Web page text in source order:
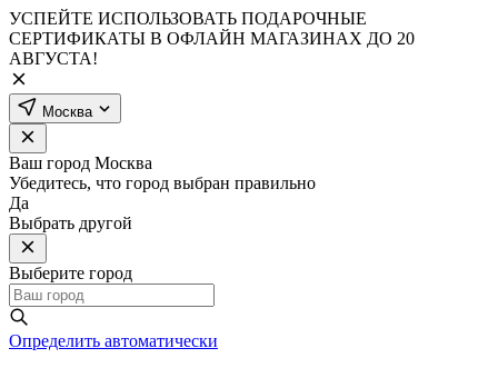
УСПЕЙТЕ ИСПОЛЬЗОВАТЬ ПОДАРОЧНЫЕ
СЕРТИФИКАТЫ В ОФЛАЙН МАГАЗИНАХ ДО 20
АВГУСТА!
Москва
Ваш город Москва
Убедитесь, что город выбран правильно
Да
Выбрать другой
Выберите город
Определить автоматически